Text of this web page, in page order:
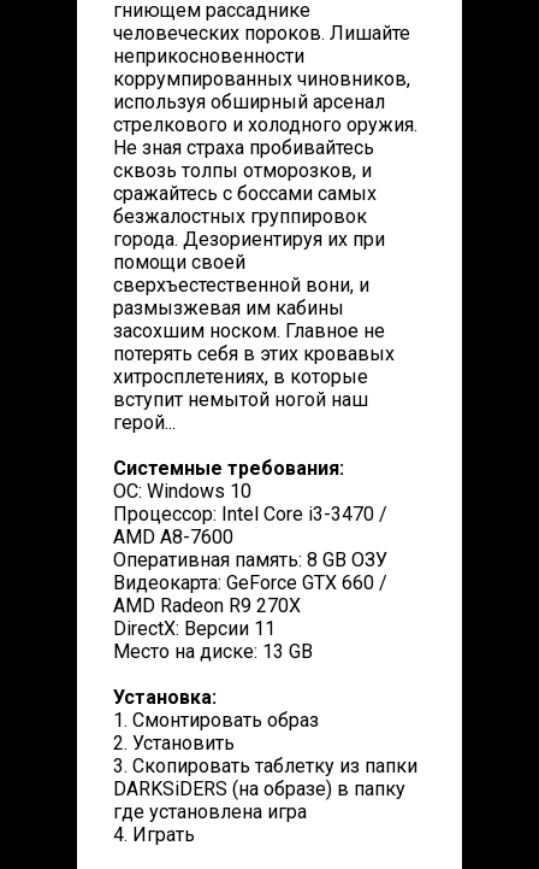
гниющем рассаднике
человеческих пороков. Лишайте
неприкосновенности
коррумпированных чиновников,
используя обширный арсенал
стрелкового и холодного оружия.
Не зная страха пробивайтесь
сквозь толпы отморозков, и
сражайтесь с боссами самых
безжалостных группировок
города. Дезориентируя их при
помощи своей
сверхъестественной вони, и
размызжевая им кабины
засохшим носком. Главное не
потерять себя в этих кровавых
хитросплетениях, в которые
вступит немытой ногой наш
герой...
Системные требования:
ОС: Windows 10
Процессор: Intel Core i3-3470 /
AMD A8-7600
Оперативная память: 8 GB ОЗУ
Видеокарта: GeForce GTX 660 /
AMD Radeon R9 270X
DirectX: Версии 11
Место на диске: 13 GB
Установка:
1. Смонтировать образ
2. Установить
3. Скопировать таблетку из папки
DARKSiDERS (на образе) в папку
где установлена игра
4. Играть